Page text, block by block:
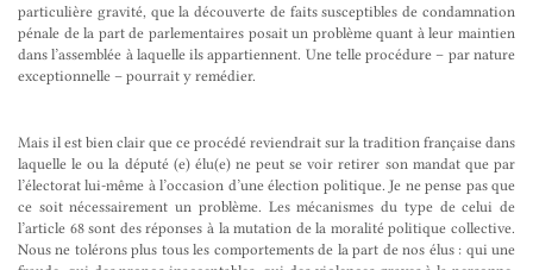
particulière gravité, que la découverte de faits susceptibles de condamnation
pénale de la part de parlementaires posait un problème quant à leur maintien
dans l’assemblée à laquelle ils appartiennent. Une telle procédure – par nature
exceptionnelle – pourrait y remédier.
Mais il est bien clair que ce procédé reviendrait sur la tradition française dans
laquelle le ou la député (e) élu(e) ne peut se voir retirer son mandat que par
l’électorat lui-même à l’occasion d’une élection politique. Je ne pense pas que
ce soit nécessairement un problème. Les mécanismes du type de celui de
l’article 68 sont des réponses à la mutation de la moralité politique collective.
Nous ne tolérons plus tous les comportements de la part de nos élus : qui une